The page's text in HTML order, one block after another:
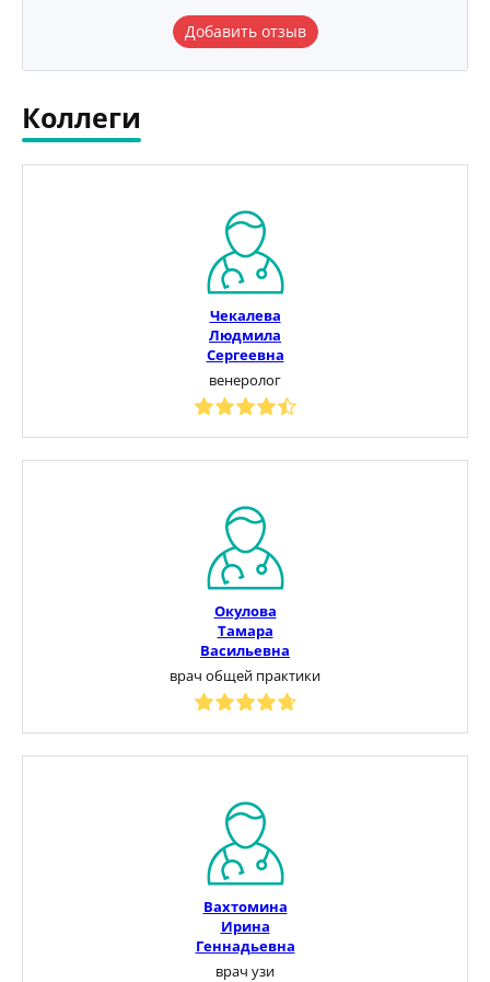
Добавить отзыв
Коллеги
Чекалева
Людмила
Сергеевна
венеролог
Окулова
Тамара
Васильевна
врач общей практики
Вахтомина
Ирина
Геннадьевна
врач узи